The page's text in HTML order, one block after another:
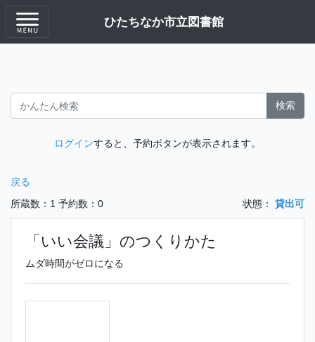
ひたちなか市立図書館
検索
ログインすると、予約ボタンが表示されます。
戻る
所蔵数：1 予約数：0 状態： 貸出可
「いい会議」のつくりかた
ムダ時間がゼロになる